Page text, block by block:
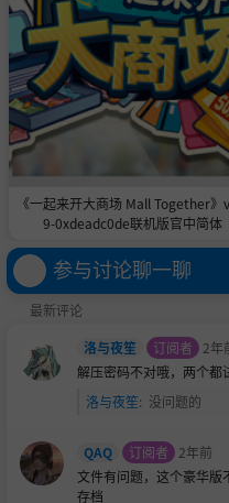
《一起来开大商场 Mall Together》
9-0xdeadc0de联机版官中简体
参与讨论聊一聊
最新评论
洛与夜笙
订阅者 2年
解压密码不对哦，两个都
洛与夜笙: 没问题的
QAQ 订阅者 2年前
文件有问题，这个豪华版
存档